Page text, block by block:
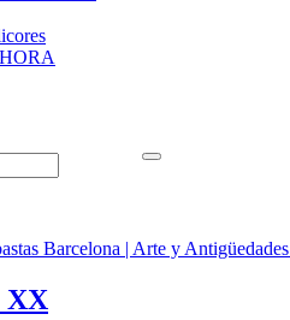
Barcelona | Arte y Antigüedades
XX